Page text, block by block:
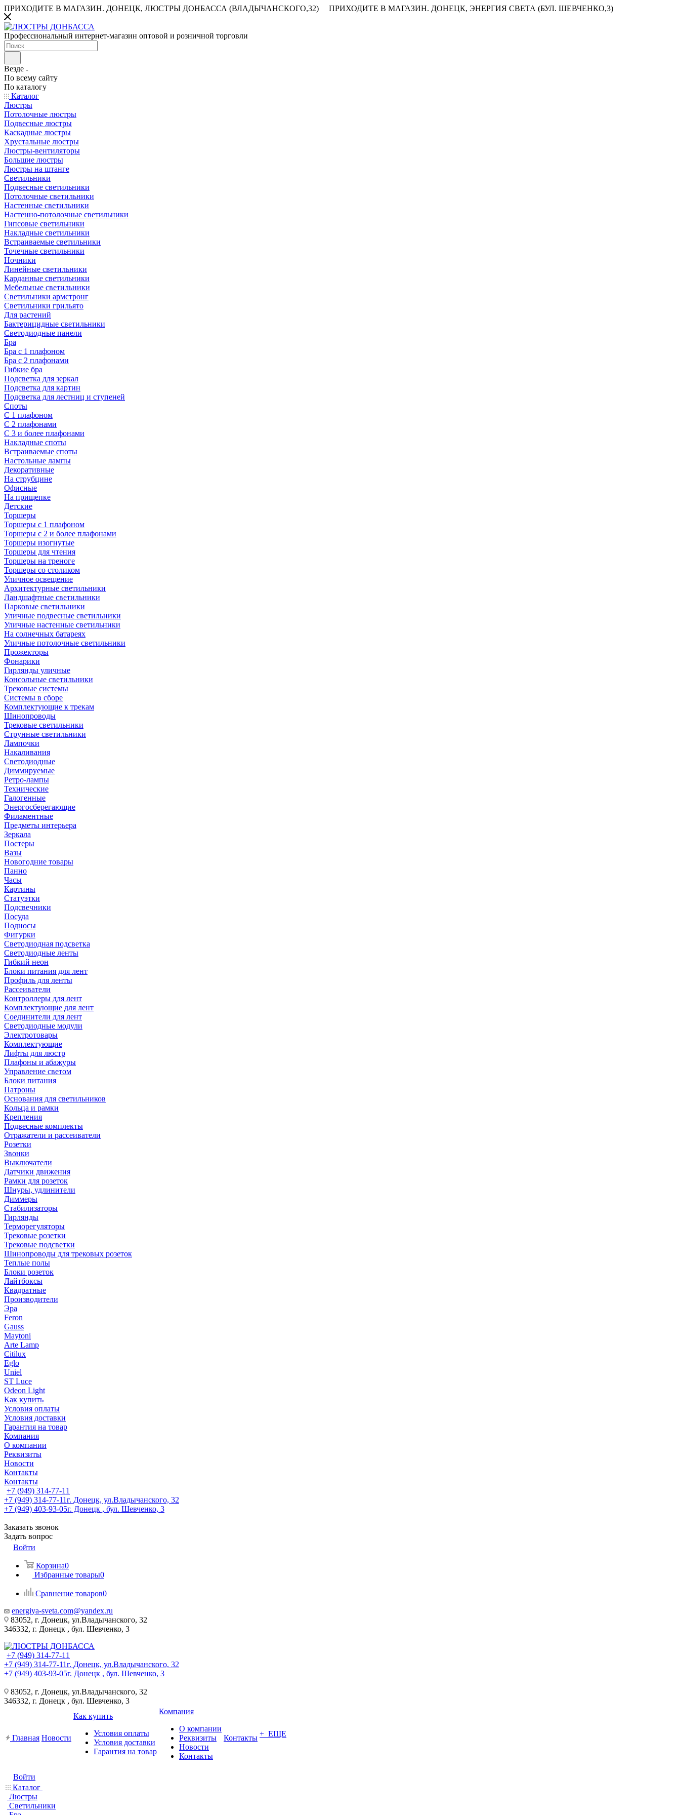
ПРИХОДИТЕ В МАГАЗИН. ДОНЕЦК, ЛЮСТРЫ ДОНБАССА (ВЛАДЫЧАНСКОГО,32) ПРИХОДИТЕ В МАГАЗИН. ДОНЕЦК, ЭНЕРГИЯ СВЕТА (БУЛ. ШЕВЧЕНКО,3)
Профессиональный интернет-магазин оптовой и розничной торговли
Везде
По всему сайту
По каталогу
Каталог
Люстры
Потолочные люстры
Подвесные люстры
Каскадные люстры
Хрустальные люстры
Люстры-вентиляторы
Большие люстры
Люстры на штанге
Светильники
Подвесные светильники
Потолочные светильники
Настенные светильники
Настенно-потолочные светильники
Гипсовые светильники
Накладные светильники
Встраиваемые светильники
Точечные светильники
Ночники
Линейные светильники
Карданные светильники
Мебельные светильники
Светильники армстронг
Светильники грильято
Для растений
Бактерицидные светильники
Светодиодные панели
Бра
Бра с 1 плафоном
Бра с 2 плафонами
Гибкие бра
Подсветка для зеркал
Подсветка для картин
Подсветка для лестниц и ступеней
Споты
С 1 плафоном
С 2 плафонами
С 3 и более плафонами
Накладные споты
Встраиваемые споты
Настольные лампы
Декоративные
На струбцине
Офисные
На прищепке
Детские
Торшеры
Торшеры с 1 плафоном
Торшеры с 2 и более плафонами
Торшеры изогнутые
Торшеры для чтения
Торшеры на треноге
Торшеры со столиком
Уличное освещение
Архитектурные светильники
Ландшафтные светильники
Парковые светильники
Уличные подвесные светильники
Уличные настенные светильники
На солнечных батареях
Уличные потолочные светильники
Прожекторы
Фонарики
Гирлянды уличные
Консольные светильники
Трековые системы
Системы в сборе
Комплектующие к трекам
Шинопроводы
Трековые светильники
Струнные светильники
Лампочки
Накаливания
Светодиодные
Диммируемые
Ретро-лампы
Технические
Галогенные
Энергосберегающие
Филаментные
Предметы интерьера
Зеркала
Постеры
Вазы
Новогодние товары
Панно
Часы
Картины
Статуэтки
Подсвечники
Посуда
Подносы
Фигурки
Светодиодная подсветка
Светодиодные ленты
Гибкий неон
Блоки питания для лент
Профиль для ленты
Рассеиватели
Контроллеры для лент
Комплектующие для лент
Соединители для лент
Светодиодные модули
Электротовары
Комплектующие
Лифты для люстр
Плафоны и абажуры
Управление светом
Блоки питания
Патроны
Основания для светильников
Кольца и рамки
Крепления
Подвесные комплекты
Отражатели и рассеиватели
Розетки
Звонки
Выключатели
Датчики движения
Рамки для розеток
Шнуры, удлинители
Диммеры
Стабилизаторы
Гирлянды
Терморегуляторы
Трековые розетки
Трековые подсветки
Шинопроводы для трековых розеток
Теплые полы
Блоки розеток
Лайтбоксы
Квадратные
Производители
Эра
Feron
Gauss
Maytoni
Arte Lamp
Citilux
Eglo
Uniel
ST Luce
Odeon Light
Как купить
Условия оплаты
Условия доставки
Гарантия на товар
Компания
О компании
Реквизиты
Новости
Контакты
Контакты
+7 (949) 314-77-11
+7 (949) 314-77-11г. Донецк, ул.Владычанского, 32
+7 (949) 403-93-05г. Донецк , бул. Шевченко, 3
Заказать звонок
Задать вопрос
Войти
Корзина0
Избранные товары0
Сравнение товаров0
energiya-sveta.com@yandex.ru
83052, г. Донецк, ул.Владычанского, 32
346332, г. Донецк , бул. Шевченко, 3
+7 (949) 314-77-11
+7 (949) 314-77-11г. Донецк, ул.Владычанского, 32
+7 (949) 403-93-05г. Донецк , бул. Шевченко, 3
83052, г. Донецк, ул.Владычанского, 32
346332, г. Донецк , бул. Шевченко, 3
Главная Новости
Как купить
Условия оплаты
Условия доставки
Гарантия на товар
Компания
О компании
Реквизиты
Новости
Контакты
Контакты + ЕЩЕ
Войти
Каталог
Люстры
Светильники